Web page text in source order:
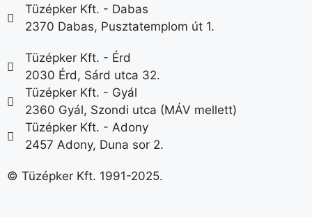
Tüzépker Kft. - Dabas
2370 Dabas, Pusztatemplom út 1.
Tüzépker Kft. - Érd
2030 Érd, Sárd utca 32.
Tüzépker Kft. - Gyál
2360 Gyál, Szondi utca (MÁV mellett)
Tüzépker Kft. - Adony
2457 Adony, Duna sor 2.
© Tüzépker Kft. 1991-2025.